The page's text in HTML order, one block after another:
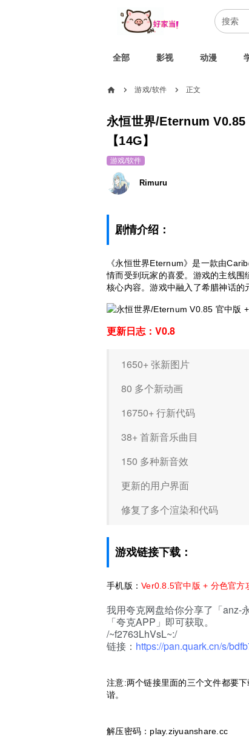
全部 影视 动漫
home chevron_right 游戏/软件 chevron_right 正文
永恒世界/Eternum V0.85
【14G】
游戏/软件
Rimuru
剧情介绍：
《永恒世界Eternum》是一款由
情而受到玩家的喜爱。游戏的主线
核心内容。游戏中融入了希腊神话的
更新日志：V0.8
1650+ 张新图片
80 多个新动画
16750+ 行新代码
38+ 首新音乐曲目
150 多种新音效
更新的用户界面
修复了多个渲染和代码
游戏链接下载：
手机版：Ver0.8.5官中版 + 分色官方
我用夸克网盘给你分享了「anz-
「夸克APP」即可获取。
/~f2763LhVsL~:/
链接： https://pan.quark.cn/s/
注意:两个链接里面的三个文件都要
谐。
解压密码：play.ziyuanshare.cc